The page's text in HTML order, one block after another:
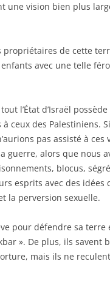
une vision bien plus
propriétaires de cette
avec une telle
l’État d’Israël possède
ceux des Palestiniens.
pas assisté à ces
guerre, alors que nous
blocus,
esprits avec des idées
la perversion sexuelle.
pour défendre sa terre
». De plus, ils savent
mais ils ne reculent